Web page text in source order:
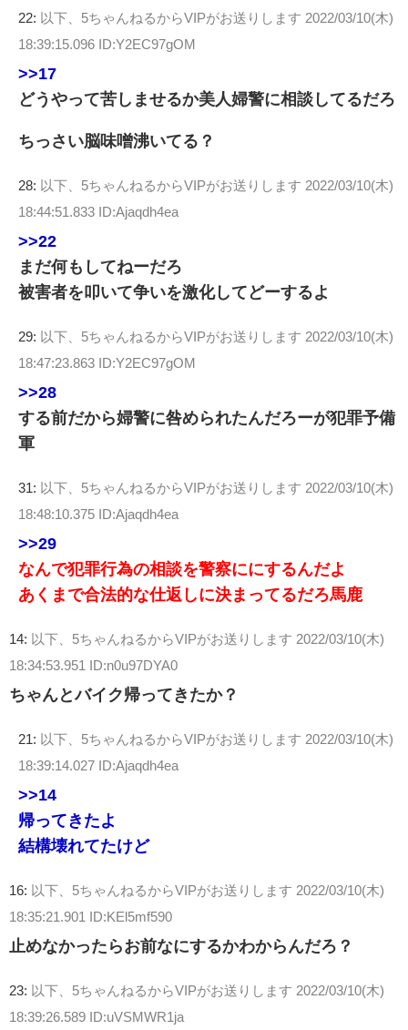
22: 以下、5ちゃんねるからVIPがお送りします 2022/03/10(木)
18:39:15.096 ID:Y2EC97gOM
>>17
どうやって苦しませるか美人婦警に相談してるだろ
ちっさい脳味噌沸いてる？
28: 以下、5ちゃんねるからVIPがお送りします 2022/03/10(木)
18:44:51.833 ID:Ajaqdh4ea
>>22
まだ何もしてねーだろ
被害者を叩いて争いを激化してどーするよ
29: 以下、5ちゃんねるからVIPがお送りします 2022/03/10(木)
18:47:23.863 ID:Y2EC97gOM
>>28
する前だから婦警に咎められたんだろーが犯罪予備
軍
31: 以下、5ちゃんねるからVIPがお送りします 2022/03/10(木)
18:48:10.375 ID:Ajaqdh4ea
>>29
なんで犯罪行為の相談を警察ににするんだよ
あくまで合法的な仕返しに決まってるだろ馬鹿
14: 以下、5ちゃんねるからVIPがお送りします 2022/03/10(木)
18:34:53.951 ID:n0u97DYA0
ちゃんとバイク帰ってきたか？
21: 以下、5ちゃんねるからVIPがお送りします 2022/03/10(木)
18:39:14.027 ID:Ajaqdh4ea
>>14
帰ってきたよ
結構壊れてたけど
16: 以下、5ちゃんねるからVIPがお送りします 2022/03/10(木)
18:35:21.901 ID:KEl5mf590
止めなかったらお前なにするかわからんだろ？
23: 以下、5ちゃんねるからVIPがお送りします 2022/03/10(木)
18:39:26.589 ID:uVSMWR1ja